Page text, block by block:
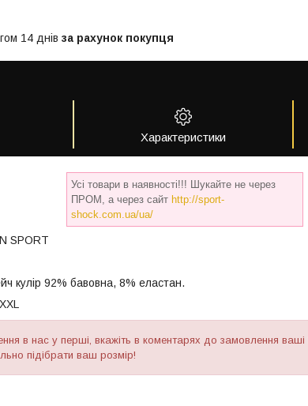
14 днів за рахунок покупця
Характеристики
Усі товари в наявності!!! Шукайте не через
ПРОМ, а через сайт http://sport-
shock.com.ua/ua/
SPORT
кулір 92% бавовна, 8% еластан.
в нас у перші, вкажіть в коментарях до замовлення
підібрати ваш розмір!